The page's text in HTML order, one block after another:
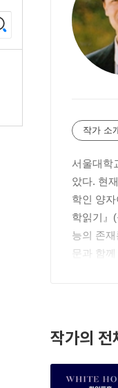
작가 소
서울대학
았다. 현
학인 양
학읽기』
능의 존
문과 함
작가의 전